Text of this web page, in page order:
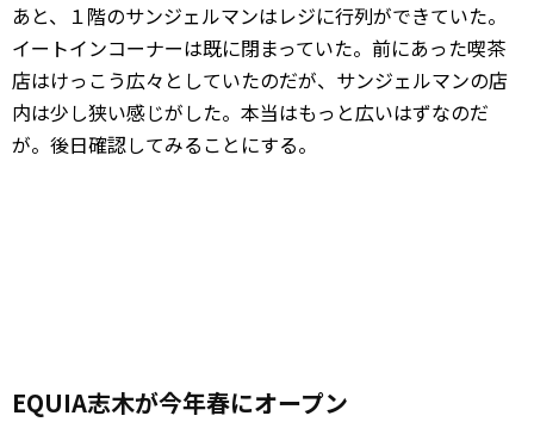
あと、１階のサンジェルマンはレジに行列ができていた。
イートインコーナーは既に閉まっていた。前にあった喫茶
店はけっこう広々としていたのだが、サンジェルマンの店
内は少し狭い感じがした。本当はもっと広いはずなのだ
が。後日確認してみることにする。
EQUIA志木が今年春にオープン